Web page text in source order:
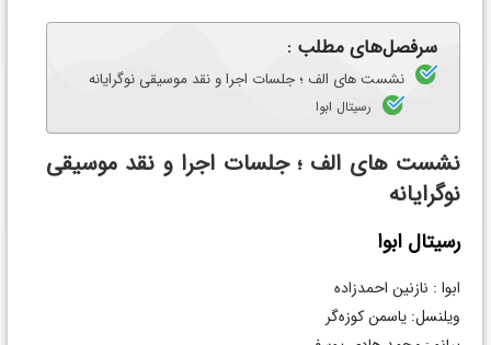
سرفصل‌های مطلب :
نشست های الف ؛ جلسات اجرا و نقد موسیقی نوگرایانه
رسیتال ابوا
نشست های الف ؛ جلسات اجرا و نقد موسیقی
نوگرایانه
رسیتال ابوا
ابوا : نازنین احمدزاده
ویلنسل: یاسمن کوزه‌گر